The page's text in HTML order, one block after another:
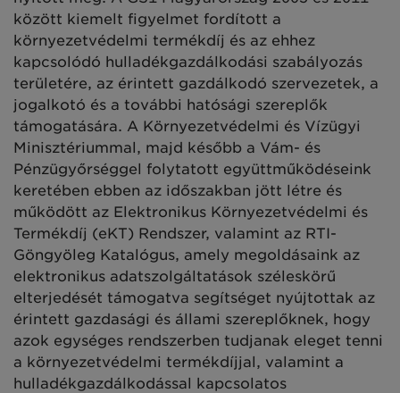
között kiemelt figyelmet fordított a
környezetvédelmi termékdíj és az ehhez
kapcsolódó hulladékgazdálkodási szabályozás
területére, az érintett gazdálkodó szervezetek, a
jogalkotó és a további hatósági szereplők
támogatására. A Környezetvédelmi és Vízügyi
Minisztériummal, majd később a Vám- és
Pénzügyőrséggel folytatott együttműködéseink
keretében ebben az időszakban jött létre és
működött az Elektronikus Környezetvédelmi és
Termékdíj (eKT) Rendszer, valamint az RTI-
Göngyöleg Katalógus, amely megoldásaink az
elektronikus adatszolgáltatások széleskörű
elterjedését támogatva segítséget nyújtottak az
érintett gazdasági és állami szereplőknek, hogy
azok egységes rendszerben tudjanak eleget tenni
a környezetvédelmi termékdíjjal, valamint a
hulladékgazdálkodással kapcsolatos